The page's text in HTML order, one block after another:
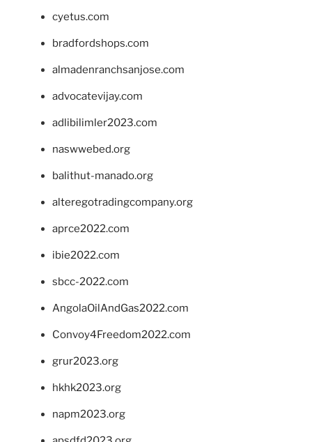
cyetus.com
bradfordshops.com
almadenranchsanjose.com
advocatevijay.com
adlibilimler2023.com
naswwebed.org
balithut-manado.org
alteregotradingcompany.org
aprce2022.com
ibie2022.com
sbcc-2022.com
AngolaOilAndGas2022.com
Convoy4Freedom2022.com
grur2023.org
hkhk2023.org
napm2023.org